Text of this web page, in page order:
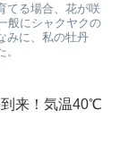
てる場合、花が咲
般にシャクヤクの
みに、私の牡丹
来！気温40℃